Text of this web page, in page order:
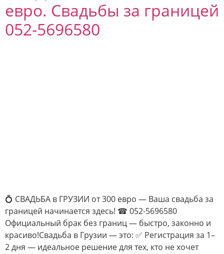
евро. Свадьбы за границей
052-5696580
💍 СВАДЬБА в ГРУЗИИ от 300 евро — Ваша свадьба за
границей начинается здесь! ☎ 052-5696580
Официальный брак без границ — быстро, законно и
красиво!Свадьба в Грузии — это: ✅ Регистрация за 1–
2 дня — идеальное решение для тех, кто не хочет